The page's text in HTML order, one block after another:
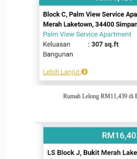
Rumah Lelong RM11,439 di